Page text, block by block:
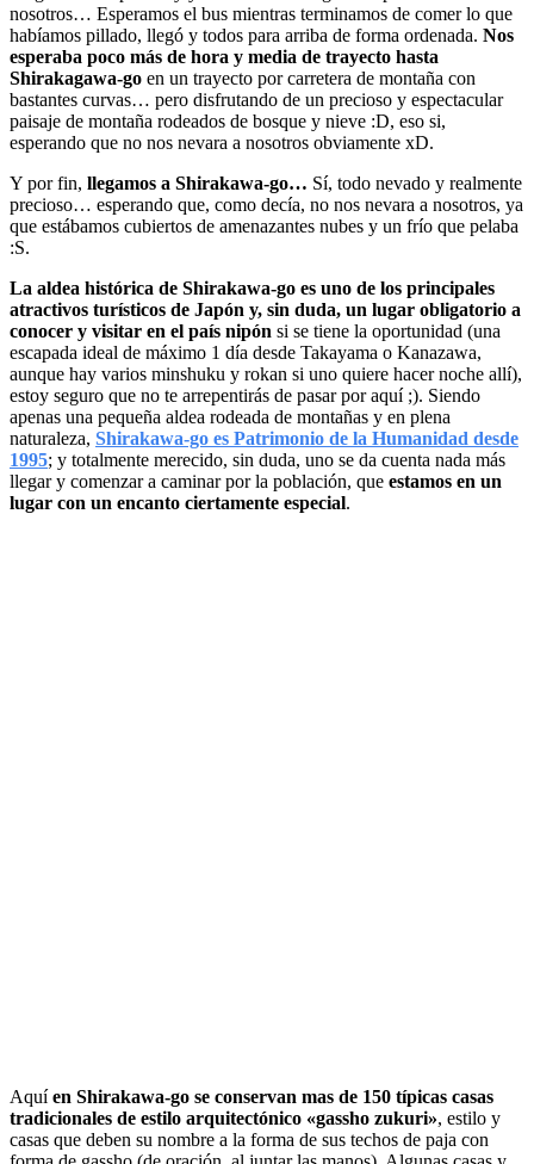
nosotros… Esperamos el bus mientras terminamos de comer lo que
habíamos pillado, llegó y todos para arriba de forma ordenada. Nos
esperaba poco más de hora y media de trayecto hasta
Shirakagawa-go en un trayecto por carretera de montaña con
bastantes curvas… pero disfrutando de un precioso y espectacular
paisaje de montaña rodeados de bosque y nieve :D, eso si,
esperando que no nos nevara a nosotros obviamente xD.
Y por fin, llegamos a Shirakawa-go… Sí, todo nevado y realmente
precioso… esperando que, como decía, no nos nevara a nosotros, ya
que estábamos cubiertos de amenazantes nubes y un frío que pelaba
:S.
La aldea histórica de Shirakawa-go es uno de los principales
atractivos turísticos de Japón y, sin duda, un lugar obligatorio a
conocer y visitar en el país nipón si se tiene la oportunidad (una
escapada ideal de máximo 1 día desde Takayama o Kanazawa,
aunque hay varios minshuku y rokan si uno quiere hacer noche allí),
estoy seguro que no te arrepentirás de pasar por aquí ;). Siendo
apenas una pequeña aldea rodeada de montañas y en plena
naturaleza, Shirakawa-go es Patrimonio de la Humanidad desde
1995; y totalmente merecido, sin duda, uno se da cuenta nada más
llegar y comenzar a caminar por la población, que estamos en un
lugar con un encanto ciertamente especial.
Aquíen Shirakawa-go se conservan mas de 150 típicas casas
tradicionales de estilo arquitectónico «gassho zukuri», estilo y
casas que deben su nombre a la forma de sus techos de paja con